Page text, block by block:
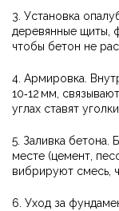
3. Установка
деревянные щиты,
чтобы бетон не
4. Армировка.
10‑12 мм,
углах ставят
5. Заливка бетона.
месте (цемент,
вибрируют смесь,
6. Уход за